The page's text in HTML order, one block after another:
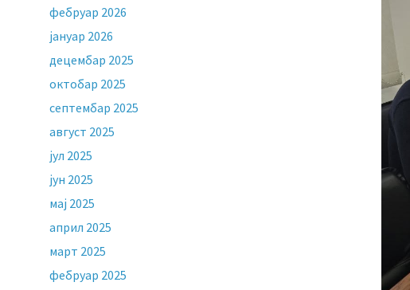
фебруар 2026
јануар 2026
децембар 2025
октобар 2025
септембар 2025
август 2025
јул 2025
јун 2025
мај 2025
април 2025
март 2025
фебруар 2025